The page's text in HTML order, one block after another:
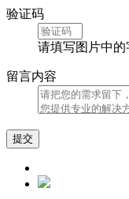
验证码
请填写图片中的
留言内容